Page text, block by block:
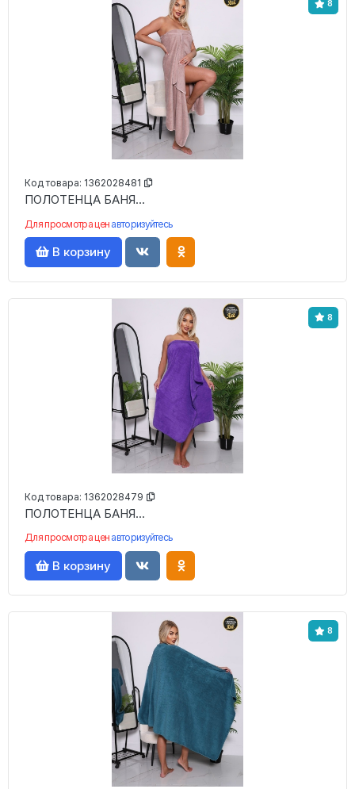
8
Код товара: 1362028481
ПОЛОТЕНЦА БАНЯ...
Для просмотра цен авторизуйтесь
В корзину
8
Код товара: 1362028479
ПОЛОТЕНЦА БАНЯ...
Для просмотра цен авторизуйтесь
В корзину
8